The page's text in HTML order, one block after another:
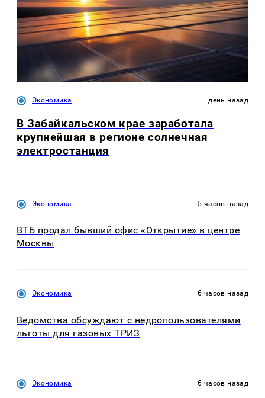
Экономика день назад
В Забайкальском крае заработала
крупнейшая в регионе солнечная
электростанция
Экономика 5 часов назад
ВТБ продал бывший офис «Открытие» в центре
Москвы
Экономика 6 часов назад
Ведомства обсуждают с недропользователями
льготы для газовых ТРИЗ
Экономика 6 часов назад